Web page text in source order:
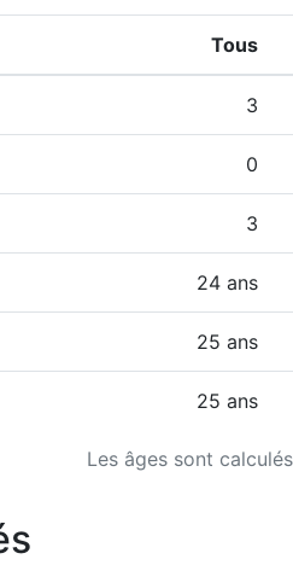
Les âges sont
Tous
3
0
3
24 ans
25 ans
25 ans